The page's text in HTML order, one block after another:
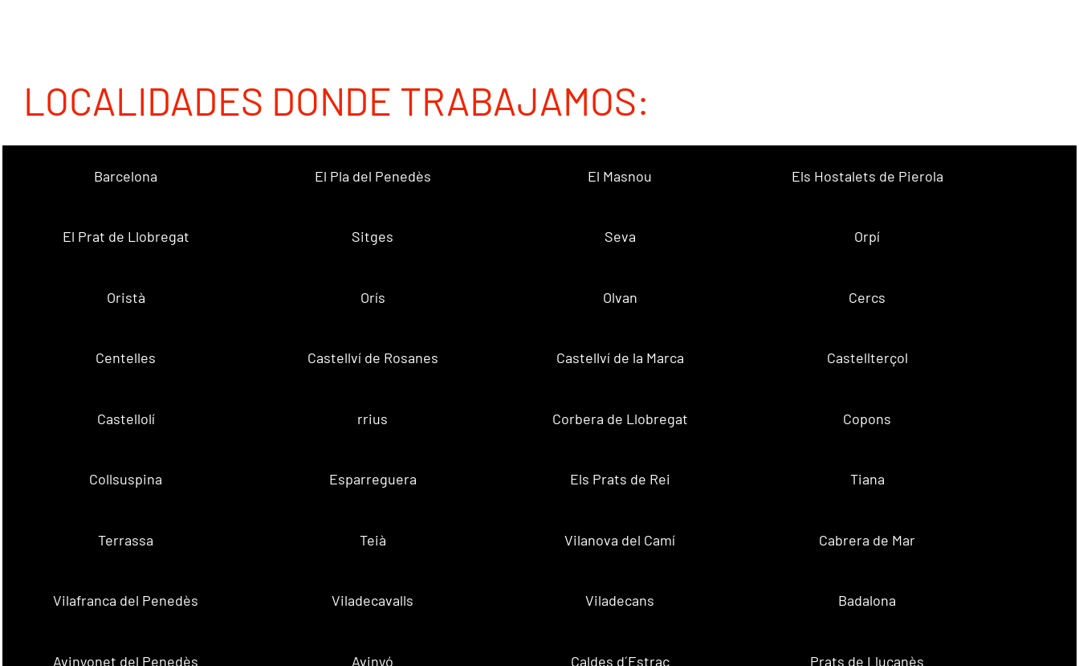
LOCALIDADES DONDE TRABAJAMOS:
Barcelona El Pla del Penedès El Masnou Els Hostalets de Pierola
El Prat de Llobregat Sitges Seva Orpí
Oristà Orís Olvan Cercs
Centelles Castellví de Rosanes Castellví de la Marca Castellterçol
Castellolí rrius Corbera de Llobregat Copons
Collsuspina Esparreguera Els Prats de Rei Tiana
Terrassa Teià Vilanova del Camí Cabrera de Mar
Vilafranca del Penedès Viladecavalls Viladecans Badalona
Avinyonet del Penedès Avinyó Caldes d´Estrac Prats de Lluçanès